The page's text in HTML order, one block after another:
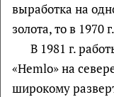
выработка на
золота, то в 1970
В 1981 г.
«Hemlo» на
широкому